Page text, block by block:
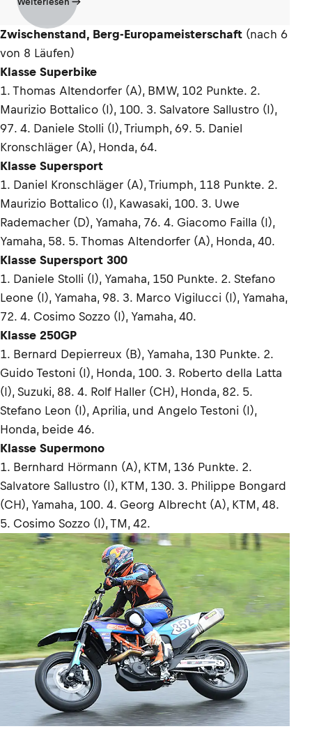
Zwischenstand, Berg-Europameisterschaft (nach 6
von 8 Läufen)
Klasse Superbike
1. Thomas Altendorfer (A), BMW, 102 Punkte. 2.
Maurizio Bottalico (I), 100. 3. Salvatore Sallustro (I),
97. 4. Daniele Stolli (I), Triumph, 69. 5. Daniel
Kronschläger (A), Honda, 64.
Klasse Supersport
1. Daniel Kronschläger (A), Triumph, 118 Punkte. 2.
Maurizio Bottalico (I), Kawasaki, 100. 3. Uwe
Rademacher (D), Yamaha, 76. 4. Giacomo Failla (I),
Yamaha, 58. 5. Thomas Altendorfer (A), Honda, 40.
Klasse Supersport 300
1. Daniele Stolli (I), Yamaha, 150 Punkte. 2. Stefano
Leone (I), Yamaha, 98. 3. Marco Vigilucci (I), Yamaha,
72. 4. Cosimo Sozzo (I), Yamaha, 40.
Klasse 250GP
1. Bernard Depierreux (B), Yamaha, 130 Punkte. 2.
Guido Testoni (I), Honda, 100. 3. Roberto della Latta
(I), Suzuki, 88. 4. Rolf Haller (CH), Honda, 82. 5.
Stefano Leon (I), Aprilia, und Angelo Testoni (I),
Honda, beide 46.
Klasse Supermono
1. Bernhard Hörmann (A), KTM, 136 Punkte. 2.
Salvatore Sallustro (I), KTM, 130. 3. Philippe Bongard
(CH), Yamaha, 100. 4. Georg Albrecht (A), KTM, 48.
5. Cosimo Sozzo (I), TM, 42.